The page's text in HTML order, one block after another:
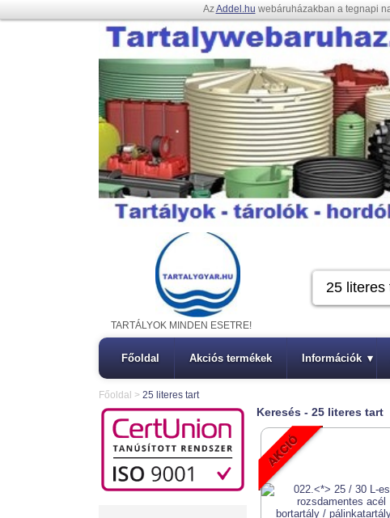
AzAddel.hu webáruházakban a tegnapi
TARTÁLYOK MINDEN ESETRE!
Főoldal Akciós termékek Információk ▾
Főoldal > 25 literes tart
Keresés - 25 literes tart